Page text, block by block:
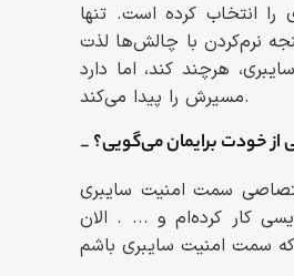
سال است که امنیت سایبری را انتخاب کرده است. تنها
نرم‌کردن با چالش‌ها لذت
هرچند کند، اما دارد
مسیرش را پیدا می‌کند.
از خودت برایمان می‌گویی؟
متمرکز و اختصاصی سمت امنیت سایبری
کار کرده‌ام و ... . الان